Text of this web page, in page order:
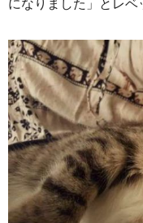
になりました」とレベ